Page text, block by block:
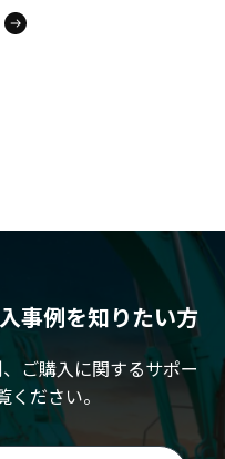
事例を知りたい方
ご購入に関するサポー
ください。